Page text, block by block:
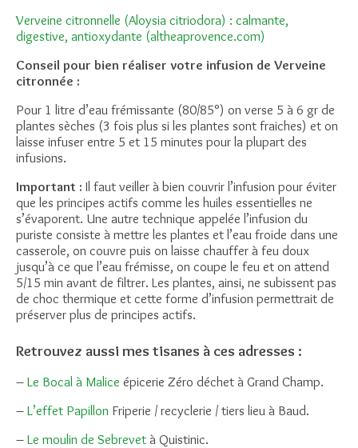
Verveine citronnelle (Aloysia citriodora) : calmante,
digestive, antioxydante (altheaprovence.com)
Conseil pour bien réaliser votre infusion de Verveine
citronnée :
Pour 1 litre d’eau frémissante (80/85°) on verse 5 à 6 gr de
plantes sèches (3 fois plus si les plantes sont fraiches) et on
laisse infuser entre 5 et 15 minutes pour la plupart des
infusions.
Important : Il faut veiller à bien couvrir l’infusion pour éviter
que les principes actifs comme les huiles essentielles ne
s’évaporent. Une autre technique appelée l’infusion du
puriste consiste à mettre les plantes et l’eau froide dans une
casserole, on couvre puis on laisse chauffer à feu doux
jusqu’à ce que l’eau frémisse, on coupe le feu et on attend
5/15 min avant de filtrer. Les plantes, ainsi, ne subissent pas
de choc thermique et cette forme d’infusion permettrait de
préserver plus de principes actifs.
Retrouvez aussi mes tisanes à ces adresses :
– Le Bocal à Malice épicerie Zéro déchet à Grand Champ.
– L’effet Papillon Friperie / recyclerie / tiers lieu à Baud.
– Le moulin de Sebrevet à Quistinic.